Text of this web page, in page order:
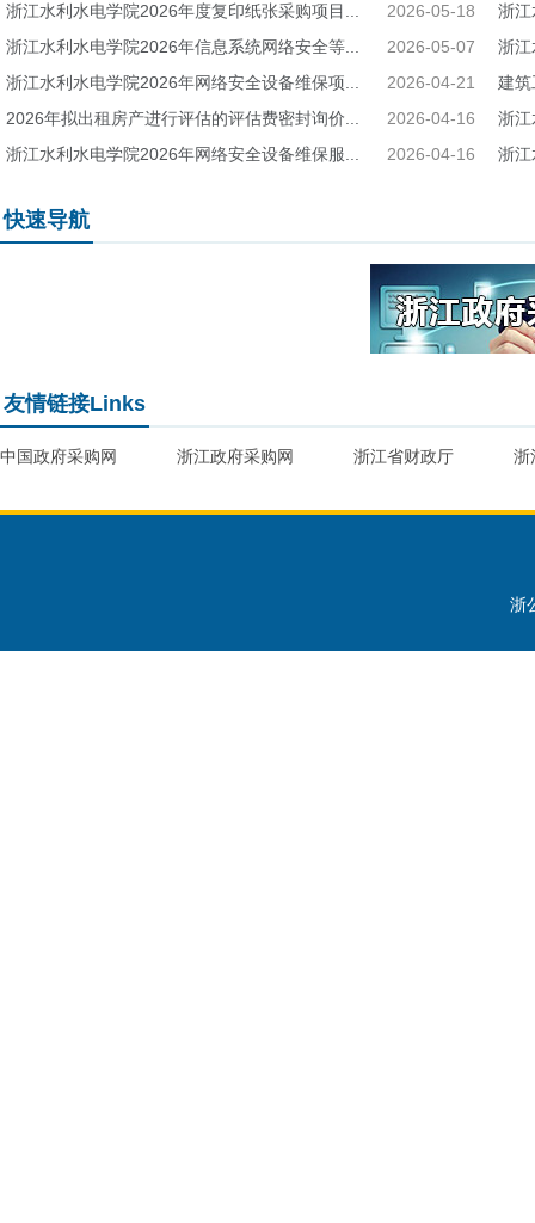
浙江水利水电学院2026年度复印纸张采购项目...
2026-05-18
浙江水利水电学院2026年信息系统网络安全等...
2026-05-07
浙江水利水电学院2026年网络安全设备维保项...
2026-04-21
2026年拟出租房产进行评估的评估费密封询价...
2026-04-16
浙江水利水电学院2026年网络安全设备维保服...
2026-04-16
浙
浙
建筑
浙江
浙
快速导航
友情链接Links
中国政府采购网 浙江政府采购网 浙江省财政厅 浙
浙